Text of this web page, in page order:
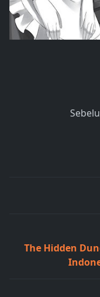
The Hidden